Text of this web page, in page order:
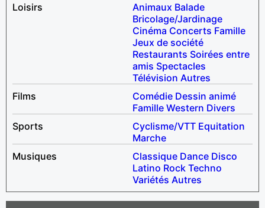
Loisirs
Animaux Balade
Bricolage/Jardinage
Cinéma Concerts Famille
Jeux de société
Restaurants Soirées entre
amis Spectacles
Télévision Autres
Films
Comédie Dessin animé
Famille Western Divers
Sports
Cyclisme/VTT Equitation
Marche
Musiques
Classique Dance Disco
Latino Rock Techno
Variétés Autres